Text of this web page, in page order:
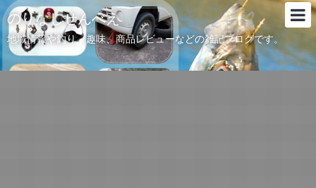
のりなしせんべえ
地域情報や釣り、趣味、商品レビューなどの雑記ブログです。